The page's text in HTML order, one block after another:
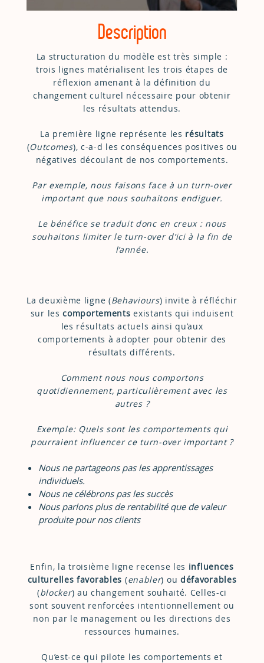
Description
La structuration du modèle est très simple :
trois lignes matérialisent les trois étapes de
réflexion amenant à la définition du
changement culturel nécessaire pour obtenir
les résultats attendus.
La première ligne représente les résultats
(Outcomes), c-a-d les conséquences positives ou
négatives découlant de nos comportements.
Par exemple, nous faisons face à un turn-over
important que nous souhaitons endiguer.
Le bénéfice se traduit donc en creux : nous
souhaitons limiter le turn-over d’ici à la fin de
l’année.
La deuxième ligne (Behaviours) invite à réfléchir
sur lescomportements existants qui induisent
les résultats actuels ainsi qu’aux
comportements à adopter pour obtenir des
résultats différents.
Comment nous nous comportons
quotidiennement, particulièrement avec les
autres ?
Exemple: Quels sont les comportements qui
pourraient influencer ce turn-over important ?
Nous ne partageons pas les apprentissages
individuels.
Nous ne célébrons pas les succès
Nous parlons plus de rentabilité que de valeur
produite pour nos clients
Enfin, la troisième ligne recense les influences
culturelles favorables (enabler) ou défavorables
(blocker) au changement souhaité. Celles-ci
sont souvent renforcées intentionnellement ou
non par le management ou les directions des
ressources humaines.
Qu’est-ce qui pilote les comportements et